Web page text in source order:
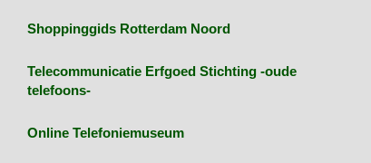
Shoppinggids Rotterdam Noord
Telecommunicatie Erfgoed Stichting -oude
telefoons-
Online Telefoniemuseum